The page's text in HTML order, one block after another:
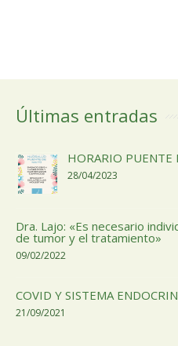
Últimas entradas
HORARIO PUENTE
28/04/2023
Dra. Lajo: «Es necesario
de tumor y el tratamiento»
09/02/2022
COVID Y SISTEMA
21/09/2021